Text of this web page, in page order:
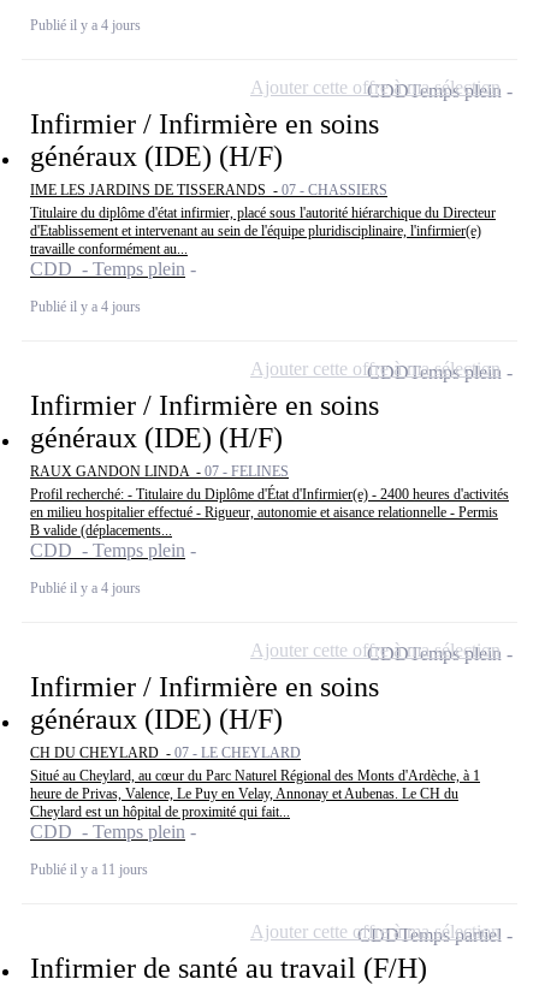
Publié il y a 4 jours
Infirmier / Infirmière en soins
généraux (IDE) (H/F)
IME LES JARDINS DE TISSERANDS - 07 - CHASSIERS
Titulaire du diplôme d'état infirmier, placé sous l'autorité hiérarchique du Directeur
d'Etablissement et intervenant au sein de l'équipe pluridisciplinaire, l'infirmier(e)
travaille conformément au...
CDD - Temps plein
Publié il y a 4 jours
CDDTemps plein
Ajouter cette offre à ma sélection
Infirmier / Infirmière en soins
généraux (IDE) (H/F)
RAUX GANDON LINDA - 07 - FELINES
Profil recherché: - Titulaire du Diplôme d'État d'Infirmier(e) - 2400 heures d'activités
en milieu hospitalier effectué - Rigueur, autonomie et aisance relationnelle - Permis
B valide (déplacements...
CDD - Temps plein
Publié il y a 4 jours
CDDTemps plein
Ajouter cette offre à ma sélection
Infirmier / Infirmière en soins
généraux (IDE) (H/F)
CH DU CHEYLARD - 07 - LE CHEYLARD
Situé au Cheylard, au cœur du Parc Naturel Régional des Monts d'Ardèche, à 1
heure de Privas, Valence, Le Puy en Velay, Annonay et Aubenas. Le CH du
Cheylard est un hôpital de proximité qui fait...
CDD - Temps plein
Publié il y a 11 jours
CDDTemps plein
Ajouter cette offre à ma sélection
Infirmier de santé au travail (F/H)
CDDTemps partiel
Ajouter cette offre à ma sélection